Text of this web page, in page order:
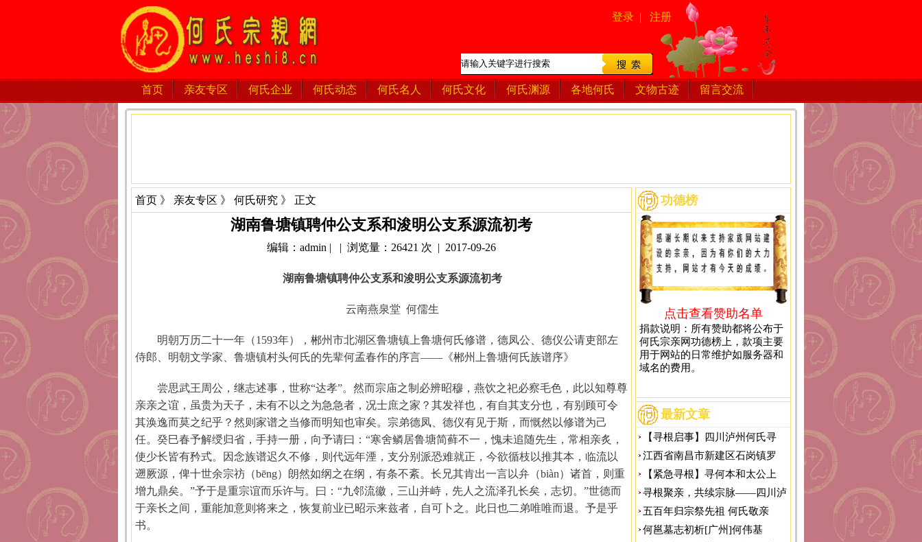
登录 | 注册
首页 亲友专区 何氏企业 何氏动态 何氏名人 何氏文化 何氏渊源 各地何氏 文物古迹 留言交流
首页 》 亲友专区 》 何氏研究 》 正文
湖南鲁塘镇聘仲公支系和浚明公支系源流初考
编辑：admin | | 浏览量：26421 次 | 2017-09-26
湖南鲁塘镇聘仲公支系和浚明公支系源流初考
云南燕泉堂 何儒生
明朝万历二十一年（1593年），郴州市北湖区鲁塘镇上鲁塘何氏修谱，德凤公、德仪公请吏部左
侍郎、明朝文学家、鲁塘镇村头何氏的先辈何孟春作的序言——《郴州上鲁塘何氏族谱序》
尝思武王周公，继志述事，世称“达孝”。然而宗庙之制必辨昭穆，燕饮之祀必察毛色，此以知尊尊
亲亲之谊，虽贵为天子，未有不以之为急急者，况士庶之家？其发祥也，有自其支分也，有别顾可令
其涣逸而莫之纪乎？然则家谱之当修而明知也审矣。宗弟德凤、德仪有见于斯，而慨然以修谱为己
任。癸巳春予解绶归省，手持一册，向予请曰：“寒舍鳞居鲁塘简藓不一，愧未追随先生，常相亲炙，
使少长皆有矜式。因念族谱迟久不修，则代远年湮，支分别派恐难就正，今欲循枝以推其本，临流以
遡厥源，俾十世余宗祊（bēng）朗然如纲之在纲，有条不紊。长兄其肯出一言以弁（biàn）诸首，则重
增九鼎矣。”予于是重宗谊而乐许与。曰：“九邻流徽，三山并峙，先人之流泽孔长矣，志切。”世德而
于亲长之间，重能加意则将来之，恢复前业已昭示来兹者，自可卜之。此日也二弟唯唯而退。予是乎
书。
功德榜
点击查看赞助名单
捐款说明：所有赞助都将公布于
何氏宗亲网功德榜上，款项主要
用于网站的日常维护如服务器和
域名的费用。
最新文章
【寻根启事】四川泸州何氏寻
江西省南昌市新建区石岗镇罗
【紧急寻根】寻何本和太公上
寻根聚亲，共续宗脉——四川泸
五百年归宗祭先祖 何氏敬亲
何邕墓志初析[广州]何伟基